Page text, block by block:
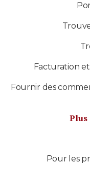
Facturation
Fournir des
Plus
Pour les